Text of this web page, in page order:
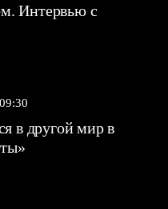
Интервью с
в другой мир в